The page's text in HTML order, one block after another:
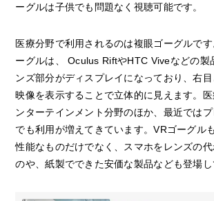
ーグルは子供でも問題なく視聴可能です。
医療分野で利用されるのは複眼ゴーグルで
ーグルは、 Oculus RiftやHTC Viveなどの製
ンズ部分がディスプレイになっており、右
映像を表示することで立体的に見えます。
ンターテインメント分野のほか、最近では
でも利用が増えてきています。VRゴーグル
性能なものだけでなく、スマホをレンズの
のや、紙製でできた安価な製品なども登場し